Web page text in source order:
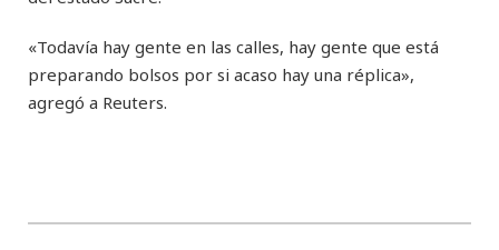
«Todavía hay gente en las calles, hay gente que está
preparando bolsos por si acaso hay una réplica»,
agregó a Reuters.